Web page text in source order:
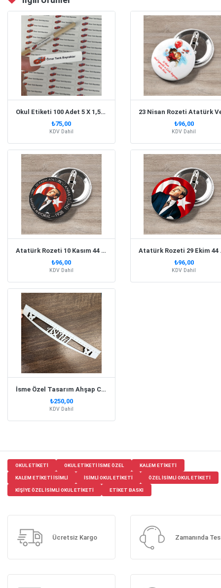
Okul Etiketi 100 Adet 5 X 1,5 Cm
₺75,00
KDV Dahil
₺96,00
KDV Dahil
Atatürk Rozeti 10 Kasım 44 Mm 10 Adet
₺96,00
KDV Dahil
₺96,00
KDV Dahil
İsme Özel Tasarım Ahşap Cetvel 30Cm
₺250,00
KDV Dahil
OKUL ETIKETI OKUL ETIKETI ISME ÖZEL KALEM ETIKETI
KALEM ETIKETI ISIMLI ISIMLI OKUL ETIKETI ÖZEL ISIMLI OKUL ETIKETI
KIŞIYE ÖZEL ISIMLI OKUL ETIKETI ETIKET BASKI
Ücretsiz Kargo Zamanında